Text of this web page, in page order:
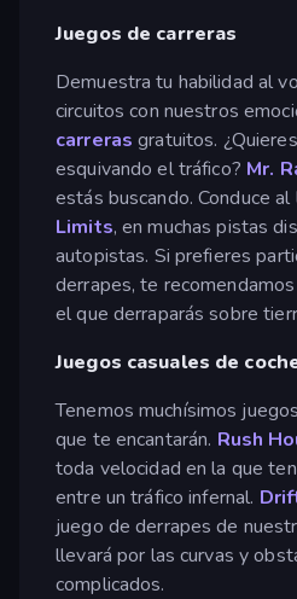
Juegos de carreras
Demuestra tu habilidad al
circuitos con nuestros
carreras gratuitos.
esquivando el tráfico? Mr.
estás buscando. Conduce
Limits, en muchas pistas
autopistas. Si prefieres
derrapes, te recomendamos
el que derraparás sobre
Juegos casuales de
Tenemos muchísimos
que te encantarán. Rush
toda velocidad en la que
entre un tráfico infernal.
juego de derrapes de
llevará por las curvas y
complicados.